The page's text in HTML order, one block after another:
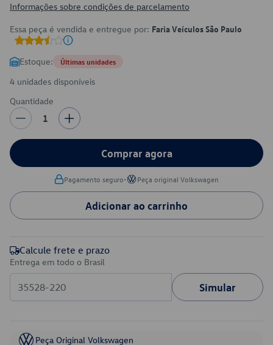
Informações sobre condições de parcelamento
Essa peça é vendida e entregue por: Faria Veículos São Paulo
Estoque: Últimas unidades
4 unidades disponíveis
Quantidade
1
Comprar agora
Pagamento seguro• Peça original Volkswagen
Adicionar ao carrinho
Calcule frete e prazo
Entrega em todo o Brasil
Simular
Peça Original Volkswagen